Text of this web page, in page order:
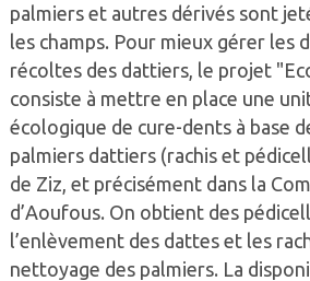
palmiers et autres dérivés sont
les champs. Pour mieux gérer les
récoltes des dattiers, le projet
consiste à mettre en place une
écologique de cure-dents à base
palmiers dattiers (rachis et
de Ziz, et précisément dans la
d’Aoufous. On obtient des
l’enlèvement des dattes et les
nettoyage des palmiers. La